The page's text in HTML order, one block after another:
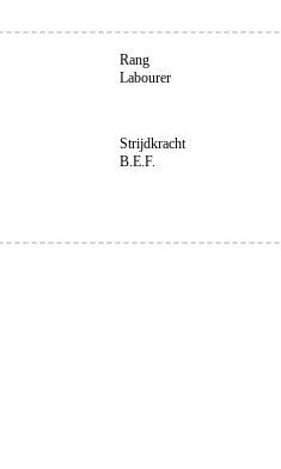
Rang
Labourer
Strijdkracht
B.E.F.